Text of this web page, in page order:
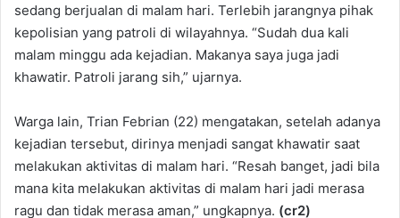
sedang berjualan di malam hari. Terlebih jarangnya pihak
kepolisian yang patroli di wilayahnya. “Sudah dua kali
malam minggu ada kejadian. Makanya saya juga jadi
khawatir. Patroli jarang sih,” ujarnya.
Warga lain, Trian Febrian (22) mengatakan, setelah adanya
kejadian tersebut, dirinya menjadi sangat khawatir saat
melakukan aktivitas di malam hari. “Resah banget, jadi bila
mana kita melakukan aktivitas di malam hari jadi merasa
ragu dan tidak merasa aman,” ungkapnya. (cr2)